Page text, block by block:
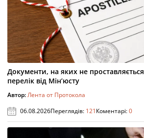
Документи, на яких не
перелік від Мін’юсту
Автор:Лента от Протокола
06.08.2026Переглядів: 121Коментарі:0